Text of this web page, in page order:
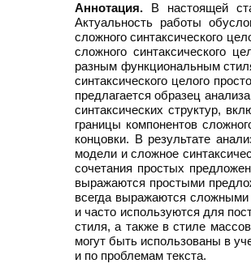
Аннотация. В настоящей
Актуальность работы
сложного синтаксического
сложного синтаксического
разным функциональным
синтаксического целого
предлагается образец
синтаксических структур,
границы компонентов
концовки. В результате
модели и сложное
сочетания простых
выражаются простыми
всегда выражаются
и часто используются для
стиля, а также в стиле
могут быть использованы в
и по проблемам текста.